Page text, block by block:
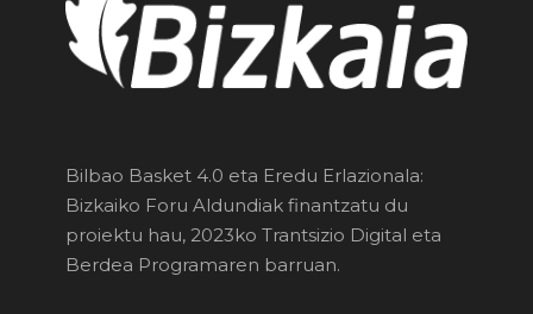
Bilbao Basket 4.0 eta Eredu Erlazionala:
Bizkaiko Foru Aldundiak finantzatu du
proiektu hau, 2023ko Trantsizio Digital eta
Berdea Programaren barruan.